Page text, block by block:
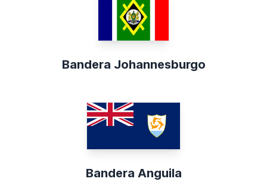
Bandera Johannesburgo
Bandera Anguila